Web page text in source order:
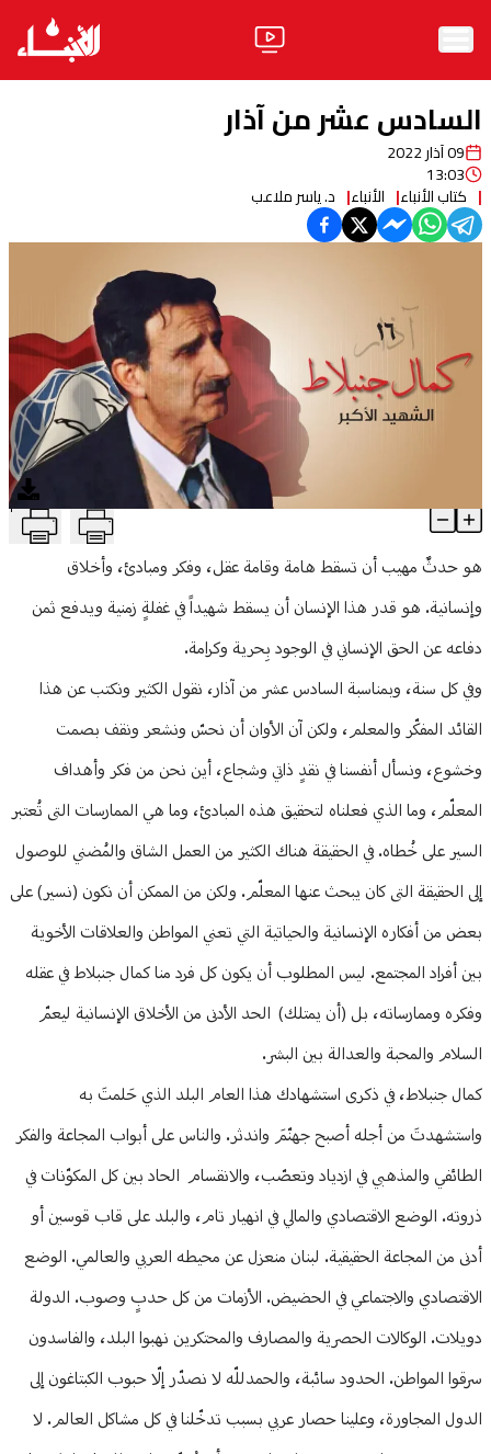
الأخبار
منوعات
آراء
فيديو
وليد جنبلاط الحزب
ابحث
السادس عشر من آذار
09 آذار 2022
13:03
كتاب الأنباء الأنباء د. ياسر ملاعب
السادس عشر من آذار T
Article Content
هو حدثٌ مهيب أن تسقط هامة وقامة عقل، وفكر ومبادئ، وأخلاق
وإنسانية. هو قدر هذا الإنسان أن يسقط شهيداً في غفلةٍ زمنية ويدفع ثمن
دفاعه عن الحق الإنساني في الوجود بِحرية وكرامة.
وفي كل سنة، وبمناسبة السادس عشر من آذار، نقول الكثير ونكتب عن هذا
القائد المفكّر والمعلم، ولكن آن الأوان أن نحسّ ونشعر ونقف بصمت
وخشوع، ونسأل أنفسنا في نقدٍ ذاتي وشجاع، أين نحن من فكر وأهداف
المعلّم، وما الذي فعلناه لتحقيق هذه المبادئ، وما هي الممارسات التى تُعتبر
السير على خُطاه. في الحقيقة هناك الكثير من العمل الشاق والمُضني للوصول
إلى الحقيقة التى كان يبحث عنها المعلّم. ولكن من الممكن أن نكون (نسير) على
بعض من أفكاره الإنسانية والحياتية التي تعني المواطن والعلاقات الأخوية
بين أفراد المجتمع. ليس المطلوب أن يكون كل فرد منا كمال جنبلاط في عقله
وفكره وممارساته، بل (أن يمتلك) الحد الأدنى من الأخلاق الإنسانية ليعمّ
السلام والمحبة والعدالة بين البشر.
كمال جنبلاط، في ذكرى استشهادك هذا العام البلد الذي حَلمتَ به
واستشهدتَ من أجله أصبح جهنّمَ واندثر. والناس على أبواب المجاعة والفكر
الطائفي والمذهبي في ازدياد وتعصّب، والانقسام الحاد بين كل المكوّنات في
ذروته. الوضع الاقتصادي والمالي في انهيار تام، والبلد على قاب قوسين أو
أدنى من المجاعة الحقيقية. لبنان منعزل عن محيطه العربي والعالمي. الوضع
الاقتصادي والاجتماعي في الحضيض. الأزمات من كل حدبٍ وصوب. الدولة
دويلات. الوكالات الحصرية والمصارف والمحتكرين نهبوا البلد، والفاسدون
سرقوا المواطن. الحدود سائبة، والحمدللّه لا نصدّر إلّا حبوب الكبتاغون إلى
الدول المجاورة، وعلينا حصار عربي بسبب تدخّلنا في كل مشاكل العالم. لا